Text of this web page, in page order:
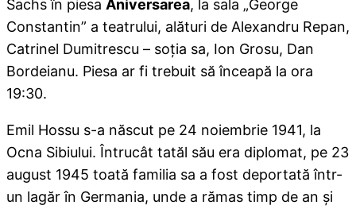
Sachs în piesa Aniversarea, la sala „George
Constantin” a teatrului, alături de Alexandru Repan,
Catrinel Dumitrescu – soţia sa, Ion Grosu, Dan
Bordeianu. Piesa ar fi trebuit să înceapă la ora
19:30.
Emil Hossu s-a născut pe 24 noiembrie 1941, la
Ocna Sibiului. Întrucât tatăl său era diplomat, pe 23
august 1945 toată familia sa a fost deportată într-
un lagăr în Germania, unde a rămas timp de an şi